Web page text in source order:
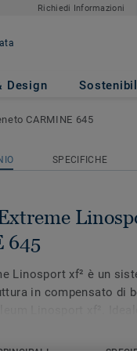
Richiedi Informazioni
Design
CARMINE 645
SPECIFICHE
645
Linosport xf² è un
in compensato di
non sportivi,
sportiva